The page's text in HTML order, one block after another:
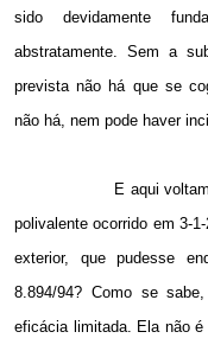
sido devidamente
abstratamente. Sem a
prevista não há que se
não há, nem pode haver
E aqui
polivalente ocorrido em 3-
exterior, que pudesse
8.894/94? Como se
eficácia limitada. Ela não